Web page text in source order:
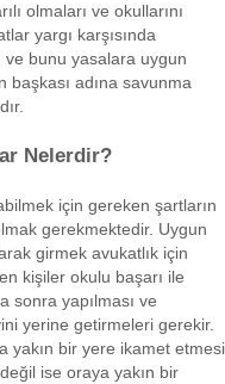
olmaları ve okullarını
yargı karşısında
ve bunu yasalara uygun
başkası adına savunma
Nelerdir?
için gereken şartların
gerekmektedir. Uygun
girmek avukatlık için
kişiler okulu başarı ile
sonra yapılması ve
yerine getirmeleri gerekir.
yakın bir yere ikamet etmesi
ise oraya yakın bir